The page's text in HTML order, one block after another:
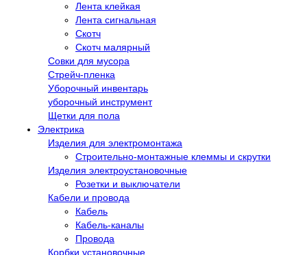
Лента клейкая
Лента сигнальная
Скотч
Скотч малярный
Совки для мусора
Стрейч-пленка
Уборочный инвентарь
уборочный инструмент
Щетки для пола
Электрика
Изделия для электромонтажа
Строительно-монтажные клеммы и скрутки
Изделия электроустановочные
Розетки и выключатели
Кабели и провода
Кабель
Кабель-каналы
Провода
Корбки установочные